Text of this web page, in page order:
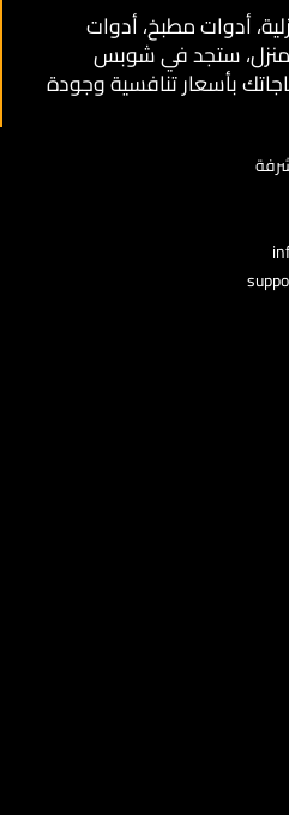
أدوات مطبخ، أدوات
ستجد في شوبس
بأسعار تنافسية وجودة